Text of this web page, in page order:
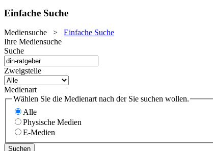
Einfache Suche
Mediensuche > Einfache Suche
Ihre Mediensuche
Suche
Zweigstelle
Medienart
Wählen Sie die Medienart nach der Sie suchen wollen.
Alle
Physische Medien
E-Medien